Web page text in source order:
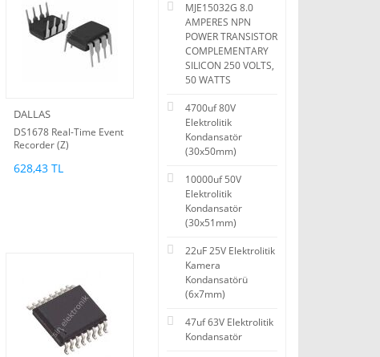
DALLAS
DS1678 Real-Time Event
Recorder (Z)
628,43 TL
MJE15032G 8.0
AMPERES NPN
POWER TRANSISTOR
COMPLEMENTARY
SILICON 250 VOLTS,
50 WATTS
4700uf 80V
Elektrolitik
Kondansatör
(30x50mm)
10000uf 50V
Elektrolitik
Kondansatör
(30x51mm)
22uF 25V Elektrolitik
Kamera
Kondansatörü
(6x7mm)
47uf 63V Elektrolitik
Kondansatör